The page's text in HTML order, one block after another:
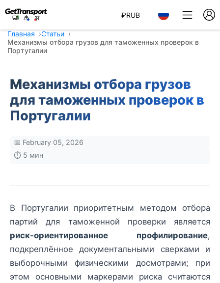
₽RUB
Главная
Статьи
Механизмы отбора грузов для таможенных проверок в
Португалии
Механизмы отбора грузов
для таможенных проверок в
Португалии
📅 February 05, 2026
⏱️ 5 мин
В Португалии приоритетным методом отбора
партий для таможенной проверки является
риск-ориентированное профилирование,
подкреплённое документальными сверками и
выборочными физическими досмотрами; при
этом основными маркерами риска считаются